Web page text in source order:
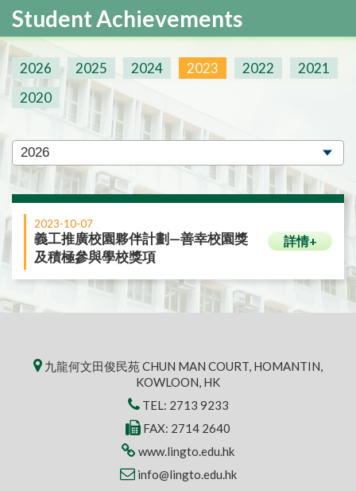
Student Achievements
2026 2025 2024 2023 2022
2021
2020
2023-10-07
義工推廣校園夥伴計劃—善幸校園獎
及積極參與學校獎項
詳情+
九龍何文田俊民苑 CHUN MAN COURT, HOMANTIN,
KOWLOON, HK
TEL: 2713 9233
FAX: 2714 2640
www.lingto.edu.hk
info@lingto.edu.hk